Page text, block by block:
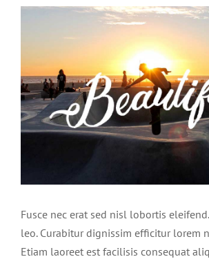
Fusce nec erat sed nisl lobortis
leo. Curabitur dignissim efficitur lorem
Etiam laoreet est facilisis consequat